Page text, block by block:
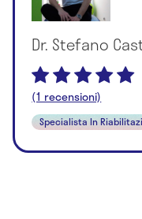
Dr. Stefano
(1 recensioni)
Specialista In